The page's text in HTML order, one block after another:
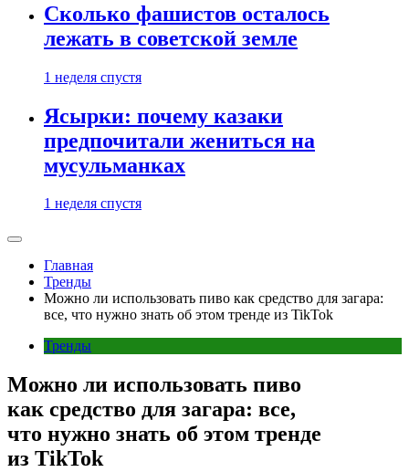
Сколько фашистов осталось
лежать в советской земле
1 неделя спустя
Ясырки: почему казаки
предпочитали жениться на
мусульманках
1 неделя спустя
Главная
Тренды
Можно ли использовать пиво как средство для загара:
все, что нужно знать об этом тренде из TikTok
Тренды
Можно ли использовать пиво
как средство для загара: все,
что нужно знать об этом тренде
из TikTok